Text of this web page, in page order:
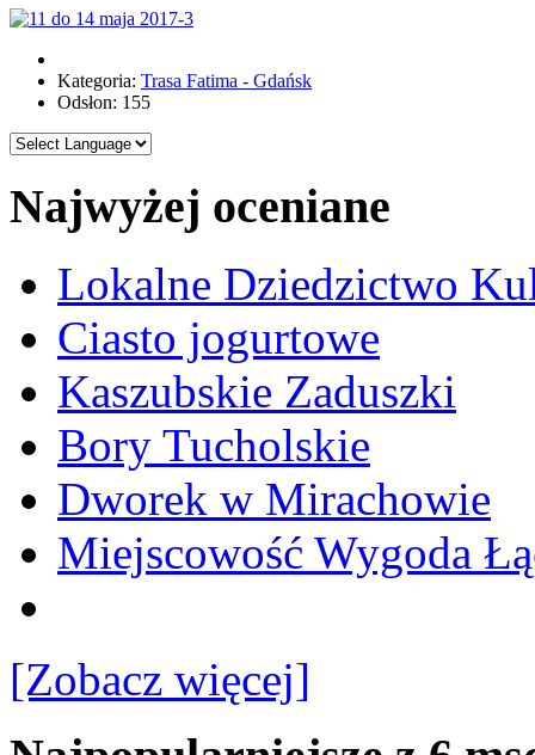
Kategoria: Trasa Fatima - Gdańsk
Odsłon: 155
Najwyżej oceniane
Lokalne Dziedzictwo
Ciasto jogurtowe
Kaszubskie Zaduszki
Bory Tucholskie
Dworek w Mirachowie
Miejscowość Wygoda
[Zobacz więcej]